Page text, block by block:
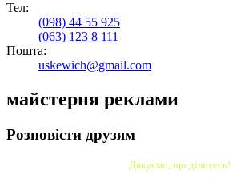
Тел:
(098) 44 55 925
(063) 123 8 111
Пошта:
uskewich@gmail.com
майстерня реклами
Розповісти друзям
Дякуємо, що ділитесь!